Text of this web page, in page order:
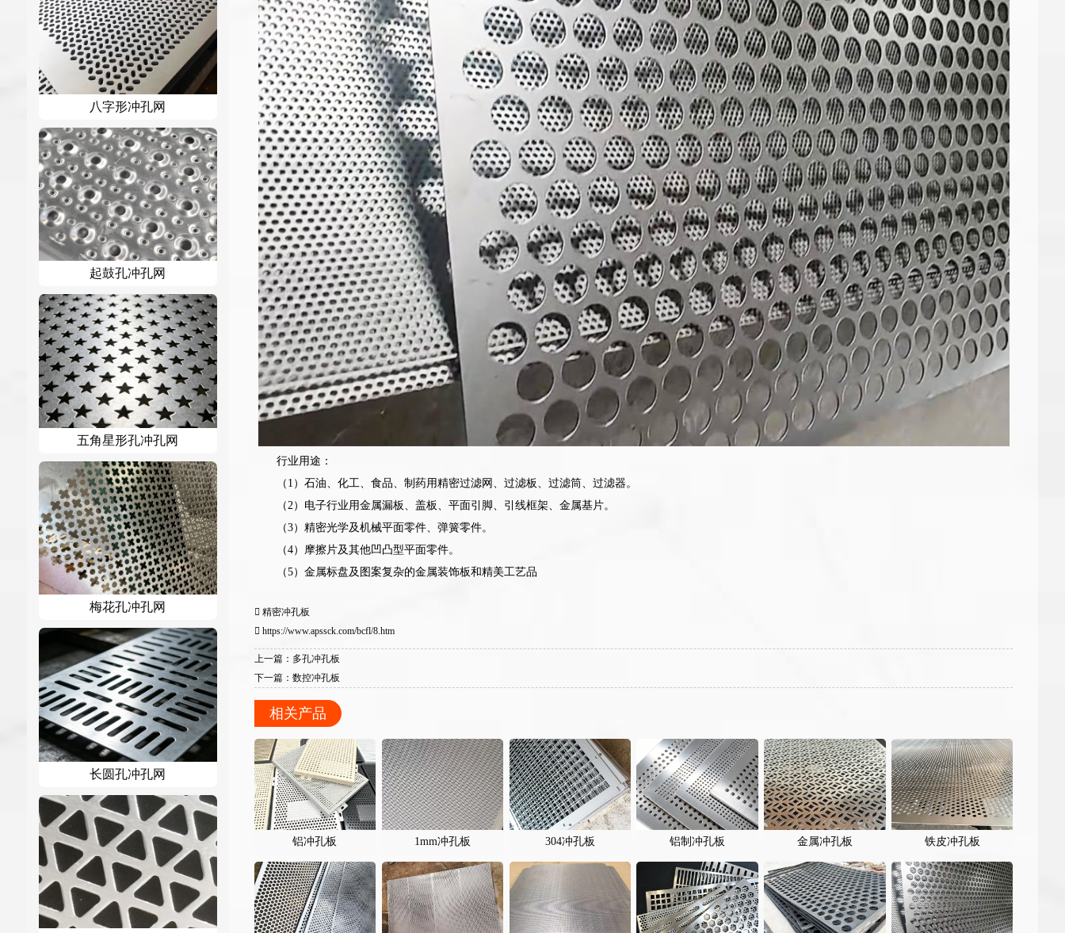
八字形冲孔网
起鼓孔冲孔网
五角星形孔冲孔网
梅花孔冲孔网
长圆孔冲孔网
行业用途：
（1）石油、化工、食品、制药用精密过滤网、过滤板、过滤筒、过滤器。
（2）电子行业用金属漏板、盖板、平面引脚、引线框架、金属基片。
（3）精密光学及机械平面零件、弹簧零件。
（4）摩擦片及其他凹凸型平面零件。
（5）金属标盘及图案复杂的金属装饰板和精美工艺品
精密冲孔板
https://www.apssck.com/bcfl/8.htm
上一篇：多孔冲孔板
下一篇：数控冲孔板
相关产品
铝冲孔板 1mm冲孔板 304冲孔板 铝制冲孔板 金属冲孔板 铁皮冲孔板